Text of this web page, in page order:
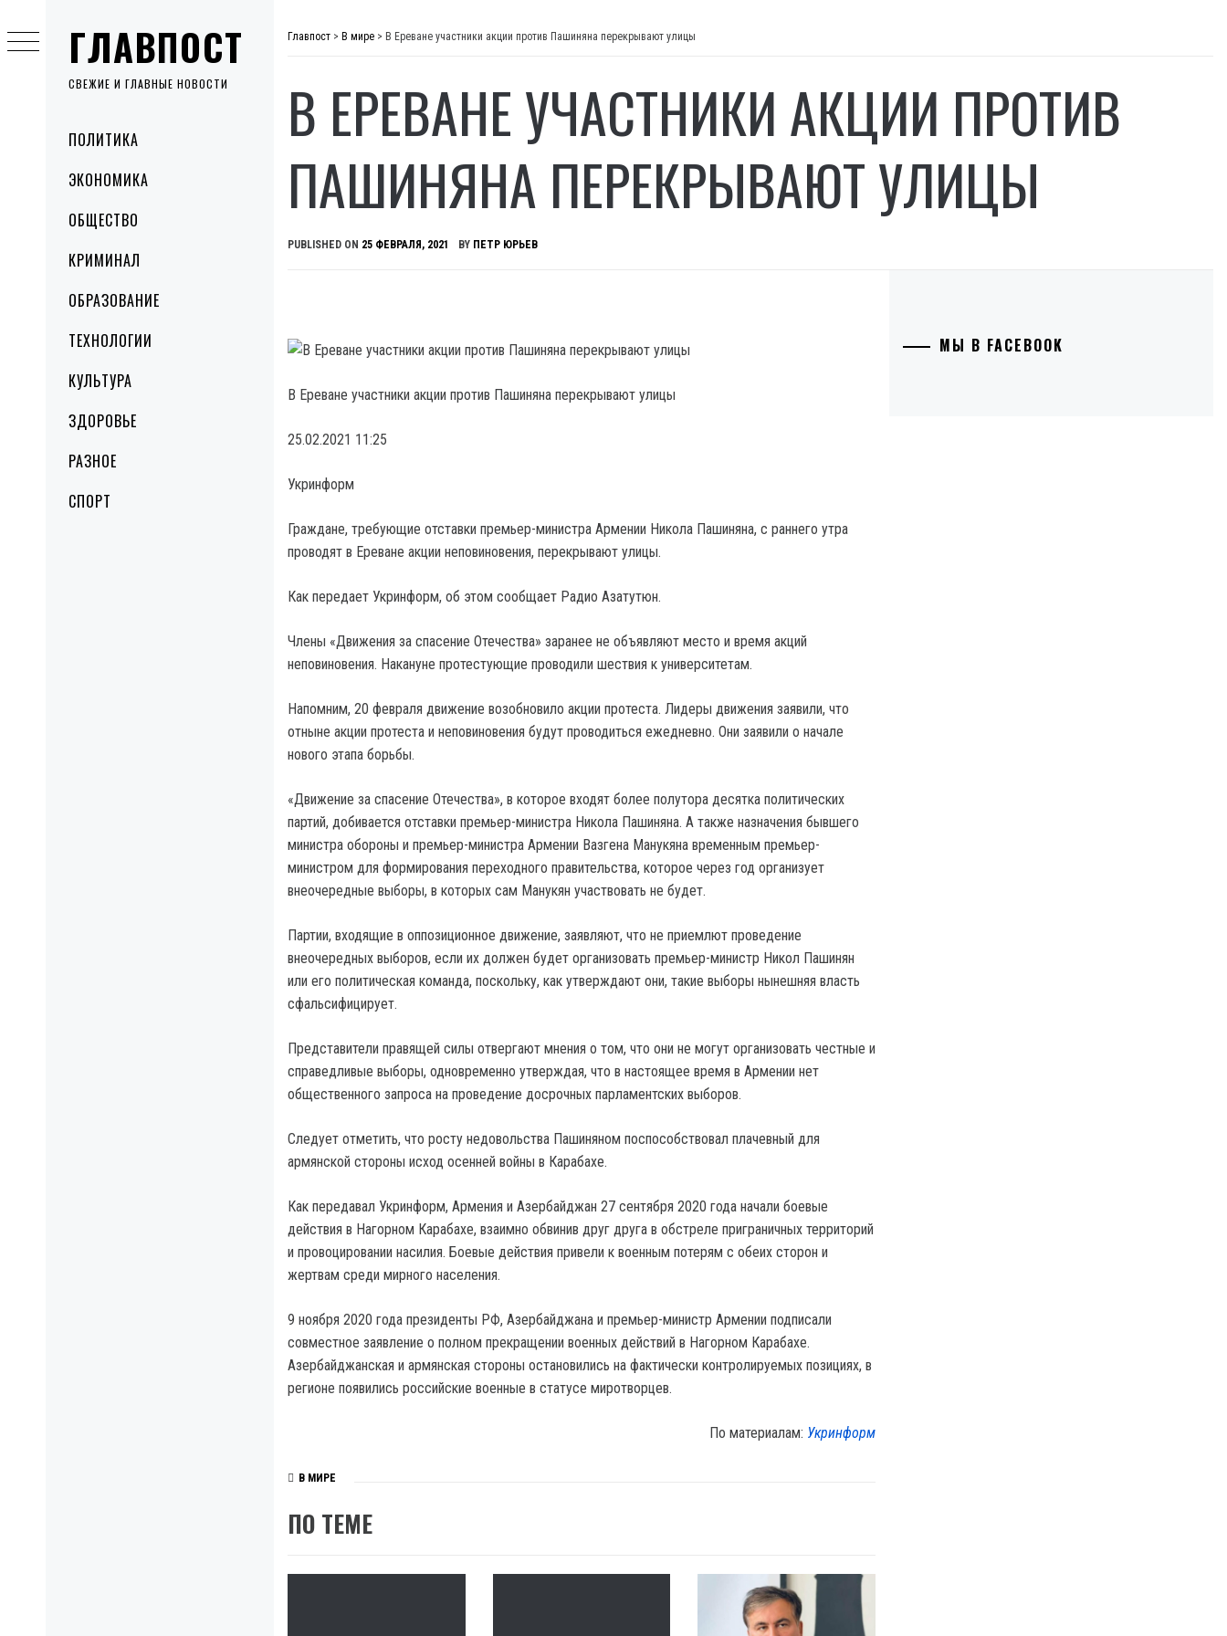
ГЛАВПОСТ
СВЕЖИЕ И ГЛАВНЫЕ НОВОСТИ
MenuПОЛИТИКА
ЭКОНОМИКА
ОБЩЕСТВО
КРИМИНАЛ
ОБРАЗОВАНИЕ
ТЕХНОЛОГИИ
КУЛЬТУРА
ЗДОРОВЬЕ
РАЗНОЕ
СПОРТ
to
content
Главпост > В мире > В Ереване участники акции против Пашиняна перекрывают улицы
В ЕРЕВАНЕ УЧАСТНИКИ АКЦИИ ПРОТИВ
ПАШИНЯНА ПЕРЕКРЫВАЮТ УЛИЦЫ
PUBLISHED ON 25 ФЕВРАЛЯ, 2021 BY ПЕТР ЮРЬЕВ
В Ереване участники акции против Пашиняна перекрывают улицы
25.02.2021 11:25
Укринформ
Граждане, требующие отставки премьер-министра Армении Никола Пашиняна, с раннего утра
проводят в Ереване акции неповиновения, перекрывают улицы.
Как передает Укринформ, об этом сообщает Радио Азатутюн.
Члены «Движения за спасение Отечества» заранее не объявляют место и время акций
неповиновения. Накануне протестующие проводили шествия к университетам.
Напомним, 20 февраля движение возобновило акции протеста. Лидеры движения заявили, что
отныне акции протеста и неповиновения будут проводиться ежедневно. Они заявили о начале
нового этапа борьбы.
«Движение за спасение Отечества», в которое входят более полутора десятка политических
партий, добивается отставки премьер-министра Никола Пашиняна. А также назначения бывшего
министра обороны и премьер-министра Армении Вазгена Манукяна временным премьер-
министром для формирования переходного правительства, которое через год организует
внеочередные выборы, в которых сам Манукян участвовать не будет.
Партии, входящие в оппозиционное движение, заявляют, что не приемлют проведение
внеочередных выборов, если их должен будет организовать премьер-министр Никол Пашинян
или его политическая команда, поскольку, как утверждают они, такие выборы нынешняя власть
сфальсифицирует.
Представители правящей силы отвергают мнения о том, что они не могут организовать честные и
справедливые выборы, одновременно утверждая, что в настоящее время в Армении нет
общественного запроса на проведение досрочных парламентских выборов.
Следует отметить, что росту недовольства Пашиняном поспособствовал плачевный для
армянской стороны исход осенней войны в Карабахе.
Как передавал Укринформ, Армения и Азербайджан 27 сентября 2020 года начали боевые
действия в Нагорном Карабахе, взаимно обвинив друг друга в обстреле приграничных территорий
и провоцировании насилия. Боевые действия привели к военным потерям с обеих сторон и
жертвам среди мирного населения.
9 ноября 2020 года президенты РФ, Азербайджана и премьер-министр Армении подписали
совместное заявление о полном прекращении военных действий в Нагорном Карабахе.
Азербайджанская и армянская стороны остановились на фактически контролируемых позициях, в
регионе появились российские военные в статусе миротворцев.
По материалам: Укринформ
В МИРЕ
ПО ТЕМЕ
МЫ В FACEBOOK